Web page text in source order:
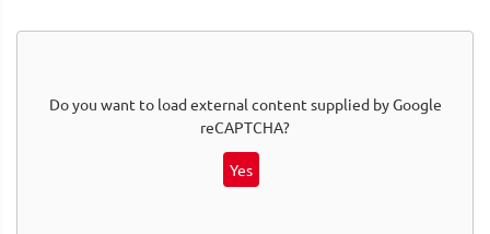
Do you want to load external content supplied byGoogle
reCAPTCHA?
Yes